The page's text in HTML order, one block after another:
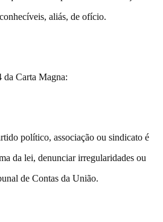
aliás, de ofício.
da Carta Magna:
político, associação ou sindicato é
da lei, denunciar irregularidades ou
de Contas da União.